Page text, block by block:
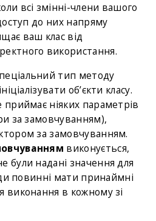
всі змінні-члени вашого
до них напряму
ваш клас від
використання.
тип методу
об’єкти класу.
ніяких параметрів
за замовчуванням),
за замовчуванням.
виконується,
були надані значення для
повинні мати принаймні
виконання в кожному зі